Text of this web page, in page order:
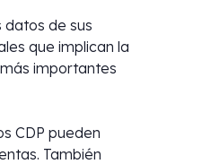
datos de sus
que implican la
importantes
CDP pueden
También